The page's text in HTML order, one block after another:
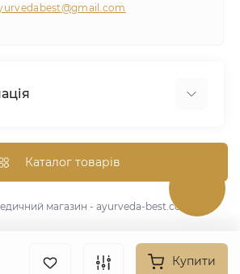
Купити
Каталог товарів
магазин - ayurveda-best.com.ua